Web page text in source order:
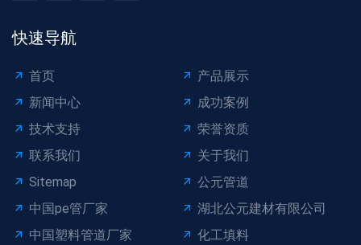
快速导航
首页
产品展示
新闻中心
成功案例
技术支持
荣誉资质
联系我们
关于我们
Sitemap
公元管道
中国pe管厂家
湖北公元建材有限公司
中国塑料管道厂家
化工填料